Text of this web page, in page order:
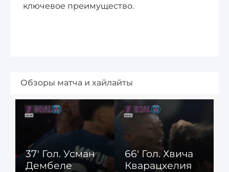
ключевое преимущество.
Обзоры матча и хайлайты
37' Гол. Усман
Дембеле
66' Гол. Хвича
Кварацхелия